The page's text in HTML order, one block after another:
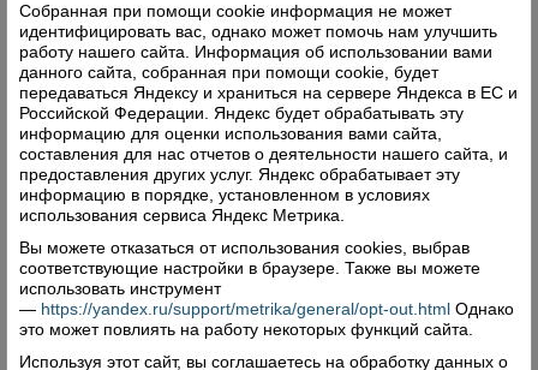
Лариса Красильникова провела школьникам
мастер-класс по Power Point
«Судя по материалу, который выдали нам
Собранная при помощи cookie информация не может
идентифицировать вас, однако может помочь нам улучшить
работу нашего сайта. Информация об использовании вами
данного сайта, собранная при помощи cookie, будет
передаваться Яндексу и храниться на сервере Яндекса в ЕС и
Российской Федерации. Яндекс будет обрабатывать эту
информацию для оценки использования вами сайта,
составления для нас отчетов о деятельности нашего сайта, и
предоставления других услуг. Яндекс обрабатывает эту
информацию в порядке, установленном в условиях
использования сервиса Яндекс Метрика.
Вы можете отказаться от использования cookies, выбрав
соответствующие настройки в браузере. Также вы можете
использовать инструмент
— https://yandex.ru/support/metrika/general/opt-out.html Однако
это может повлиять на работу некоторых функций сайта.
Используя этот сайт, вы соглашаетесь на обработку данных о